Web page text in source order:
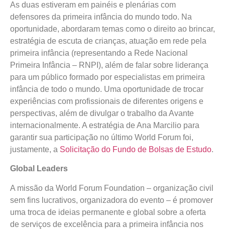
As duas estiveram em painéis e plenárias com
defensores da primeira infância do mundo todo. Na
oportunidade, abordaram temas como o direito ao brincar,
estratégia de escuta de crianças, atuação em rede pela
primeira infância (representando a Rede Nacional
Primeira Infância – RNPI), além de falar sobre liderança
para um público formado por especialistas em primeira
infância de todo o mundo. Uma oportunidade de trocar
experiências com profissionais de diferentes origens e
perspectivas, além de divulgar o trabalho da Avante
internacionalmente. A estratégia de Ana Marcilio para
garantir sua participação no último World Forum foi,
justamente, a Solicitação do Fundo de Bolsas de Estudo.
Global Leaders
A missão da World Forum Foundation – organização civil
sem fins lucrativos, organizadora do evento – é promover
uma troca de ideias permanente e global sobre a oferta
de serviços de excelência para a primeira infância nos